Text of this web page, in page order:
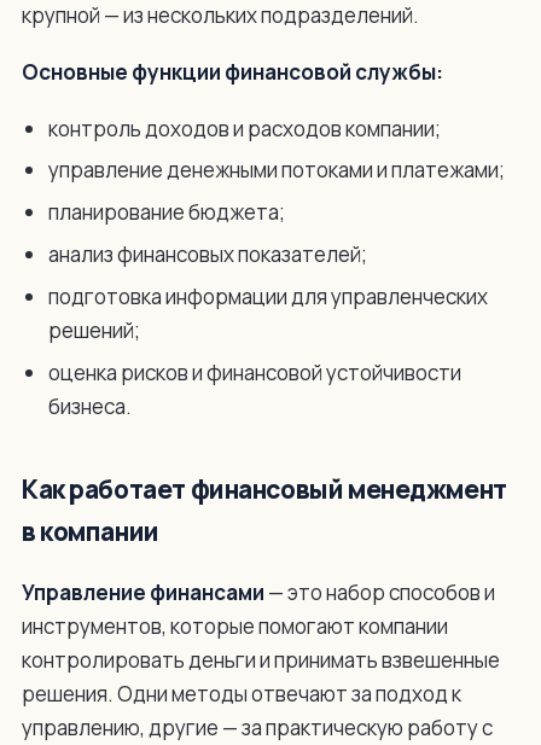
крупной — из нескольких подразделений.
Основные функции финансовой службы:
контроль доходов и расходов компании;
управление денежными потоками и платежами;
планирование бюджета;
анализ финансовых показателей;
подготовка информации для управленческих
решений;
оценка рисков и финансовой устойчивости
бизнеса.
Как работает финансовый менеджмент
в компании
Управление финансами — это набор способов и
инструментов, которые помогают компании
контролировать деньги и принимать взвешенные
решения. Одни методы отвечают за подход к
управлению, другие — за практическую работу с